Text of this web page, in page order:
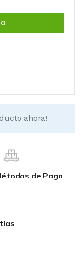
ahora!
de Pago